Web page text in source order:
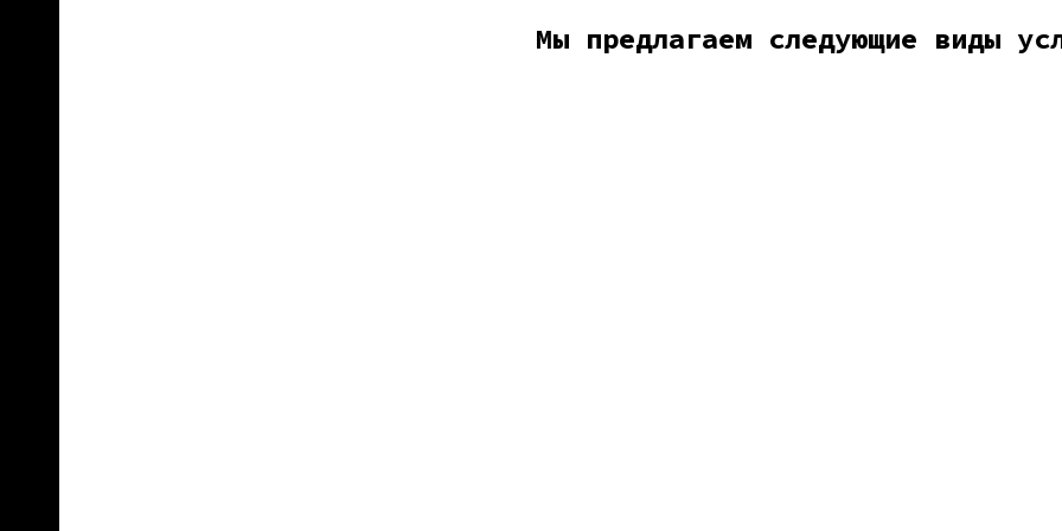
Мы предлагаем следующие виды